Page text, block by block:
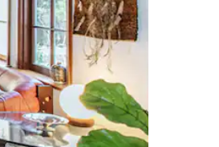
с докосване или плъзгане.